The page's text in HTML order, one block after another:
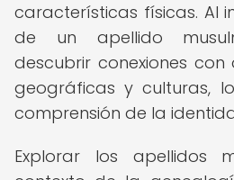
características físicas. Al
de un apellido
descubrir conexiones con
geográficas y culturas,
comprensión de la
Explorar los apellidos